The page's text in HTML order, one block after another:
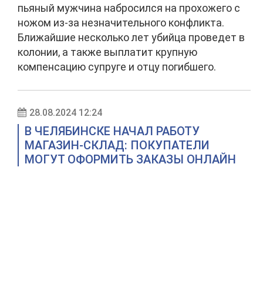
пьяный мужчина набросился на прохожего с
ножом из-за незначительного конфликта.
Ближайшие несколько лет убийца проведет в
колонии, а также выплатит крупную
компенсацию супруге и отцу погибшего.
28.08.2024 12:24
В ЧЕЛЯБИНСКЕ НАЧАЛ РАБОТУ
МАГАЗИН-СКЛАД: ПОКУПАТЕЛИ
МОГУТ ОФОРМИТЬ ЗАКАЗЫ ОНЛАЙН